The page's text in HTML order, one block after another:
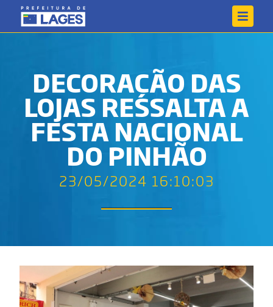
DECORAÇÃO DAS
LOJAS RESSALTA A
FESTA NACIONAL
DO PINHÃO
23/05/2024 16:10:03